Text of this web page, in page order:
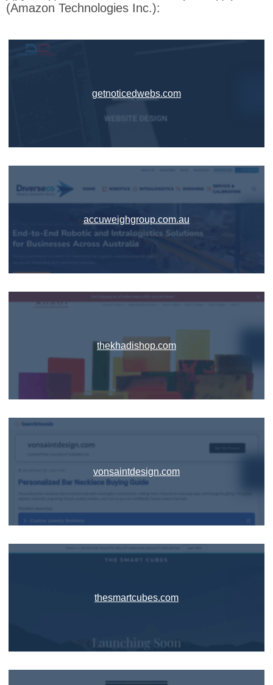
(Amazon Technologies Inc.):
getnoticedwebs.com
accuweighgroup.com.au
thekhadishop.com
vonsaintdesign.com
thesmartcubes.com